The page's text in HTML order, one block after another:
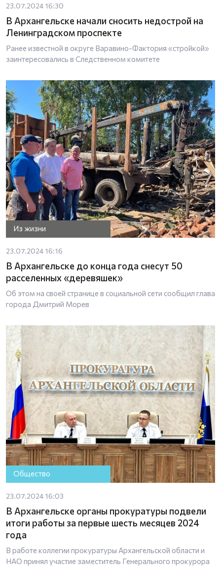
23.07.2024 16:30
В Архангельске начали сносить недострой на
Ленинградском проспекте
Ранее известной в округе Варавино-Фактория «стройкой»
заинтересовались в Следственном комитете
Из жизни
23.07.2024 16:16
В Архангельске до конца года снесут 50
расселенных «деревяшек»
Об этом на своей странице в социальной сети сообщил глава
города Дмитрий Морев
Общество
23.07.2024 16:03
В Архангельске органы прокуратуры подвели
итоги работы за первые шесть месяцев 2024
года
В работе коллегии прокуратуры Архангельской области и
НАО принял участие заместитель Генерального прокурора